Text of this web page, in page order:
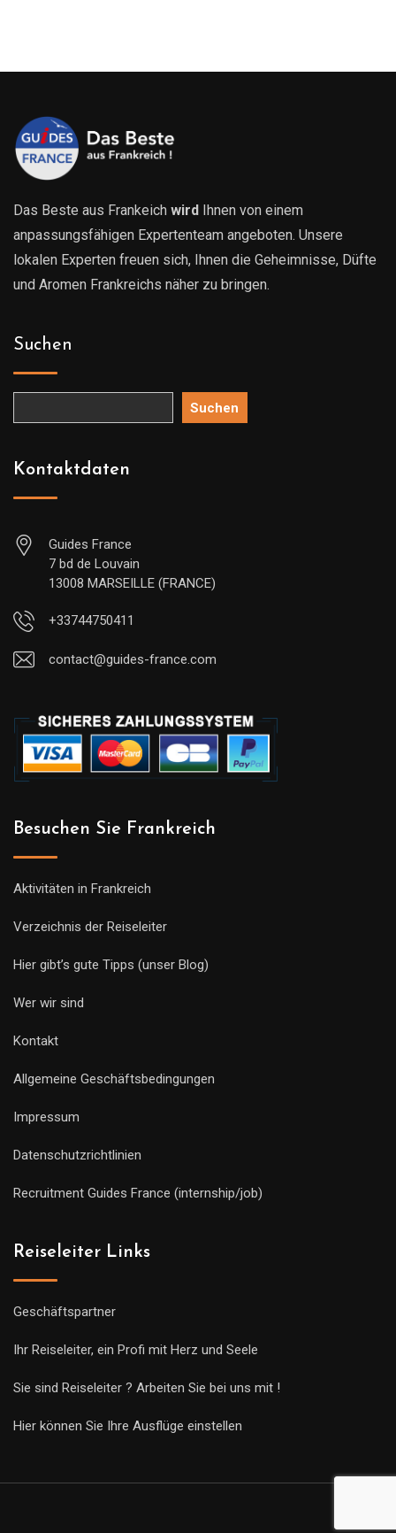
Das Beste aus Frankeich wird Ihnen von einem
anpassungsfähigen Expertenteam angeboten. Unsere
lokalen Experten freuen sich, Ihnen die Geheimnisse, Düfte
und Aromen Frankreichs näher zu bringen.
Suchen
Suchen
Kontaktdaten
Guides France
7 bd de Louvain
13008 MARSEILLE (FRANCE)
+33744750411
contact@guides-france.com
Besuchen Sie Frankreich
Aktivitäten in Frankreich
Verzeichnis der Reiseleiter
Hier gibt’s gute Tipps (unser Blog)
Wer wir sind
Kontakt
Allgemeine Geschäftsbedingungen
Impressum
Datenschutzrichtlinien
Recruitment Guides France (internship/job)
Reiseleiter Links
Geschäftspartner
Ihr Reiseleiter, ein Profi mit Herz und Seele
Sie sind Reiseleiter ? Arbeiten Sie bei uns mit !
Hier können Sie Ihre Ausflüge einstellen